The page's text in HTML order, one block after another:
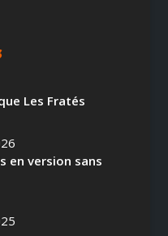
Les Fratés
en version sans